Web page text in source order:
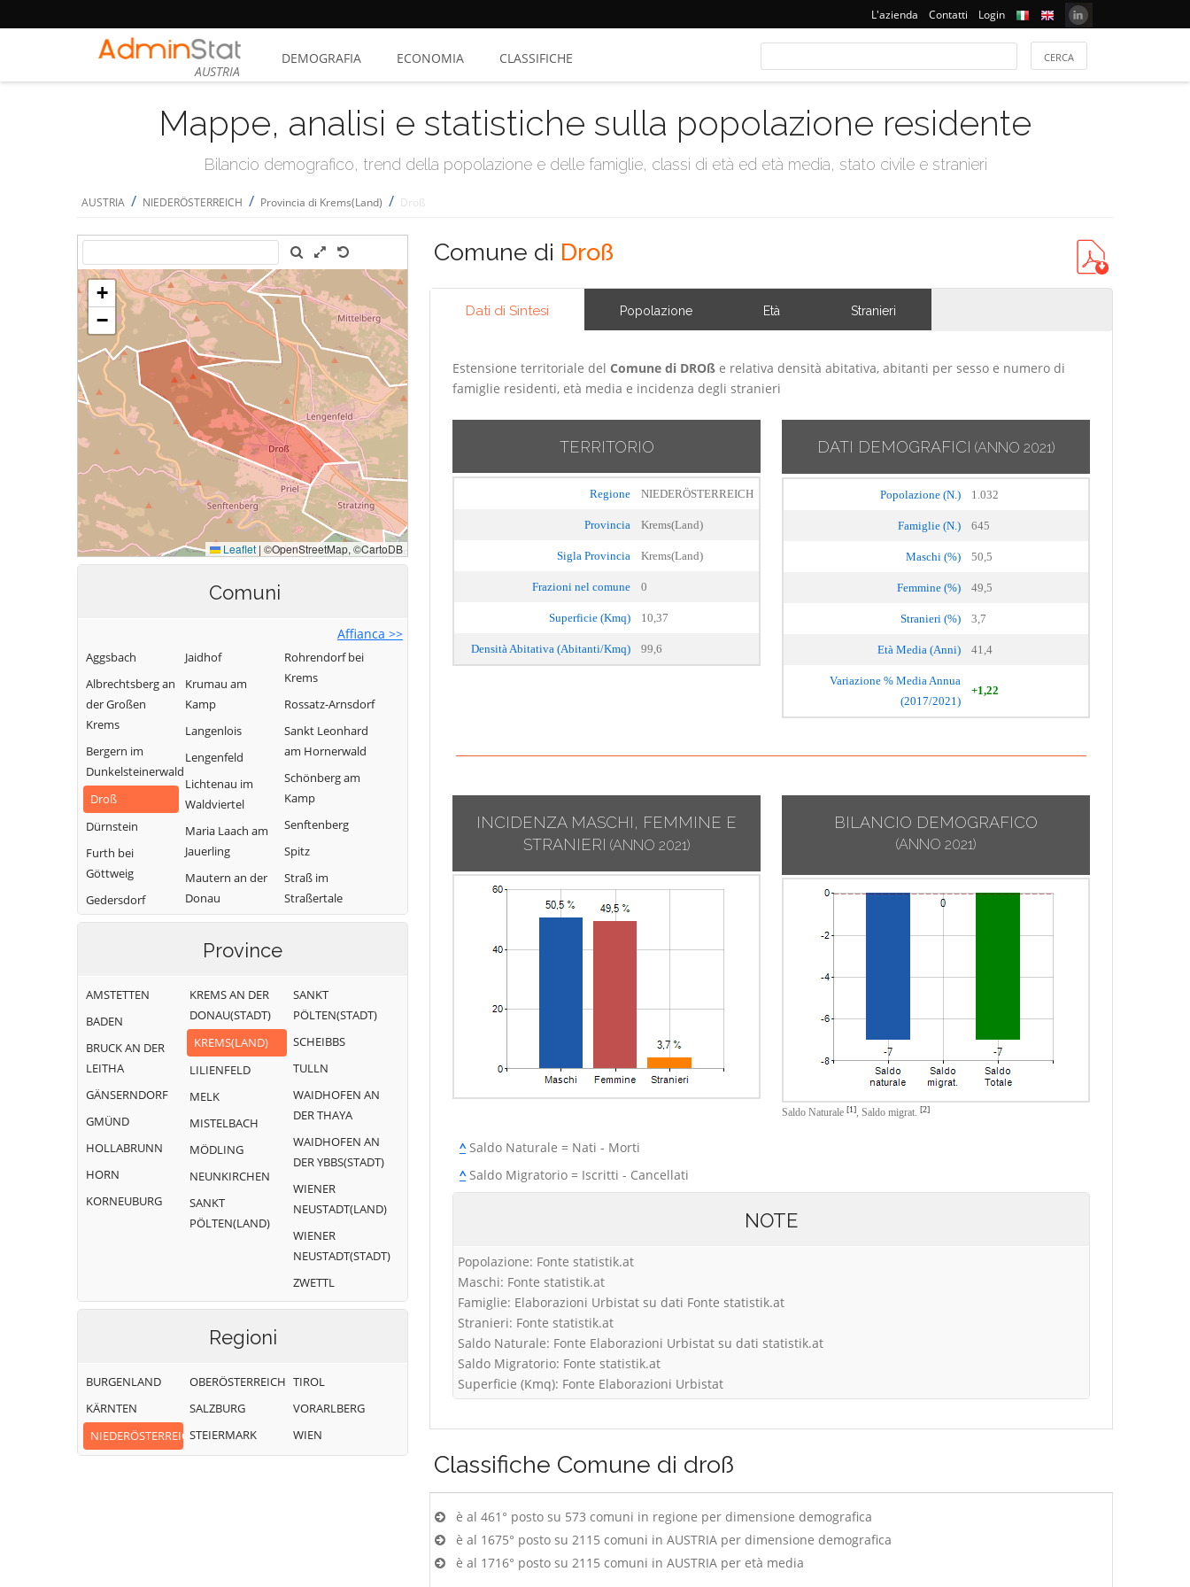
L'azienda Contatti Login
AUSTRIA
DEMOGRAFIA ECONOMIA CLASSIFICHE
Mappe, analisi e statistiche sulla popolazione residente
Bilancio demografico, trend della popolazione e delle famiglie, classi di età ed età media, stato civile e stranieri
AUSTRIA / NIEDERÖSTERREICH / Provincia di Krems(Land) / Droß
Comuni
Affianca >>
Aggsbach
Albrechtsberg an
der Großen
Krems
Bergern im
Dunkelsteinerwald
Droß
Dürnstein
Furth bei
Göttweig
Gedersdorf
Gföhl
Kammern
Jaidhof
Krumau am
Kamp
Langenlois
Lengenfeld
Lichtenau im
Waldviertel
Maria Laach am
Jauerling
Mautern an der
Donau
Mühldorf
Paudorf
Rohrendorf bei
Krems
Rossatz-Arnsdorf
Sankt Leonhard
am Hornerwald
Schönberg am
Kamp
Senftenberg
Spitz
Straß im
Straßertale
Stratzing
Weißenkirchen in
der Wachau
Province
AMSTETTEN
BADEN
BRUCK AN DER
LEITHA
GÄNSERNDORF
GMÜND
HOLLABRUNN
HORN
KORNEUBURG
KREMS AN DER
DONAU(STADT)
KREMS(LAND)
LILIENFELD
MELK
MISTELBACH
MÖDLING
NEUNKIRCHEN
SANKT
PÖLTEN(LAND)
SANKT
PÖLTEN(STADT)
SCHEIBBS
TULLN
WAIDHOFEN AN
DER THAYA
WAIDHOFEN AN
DER YBBS(STADT)
WIENER
NEUSTADT(LAND)
WIENER
NEUSTADT(STADT)
ZWETTL
Regioni
BURGENLAND
KÄRNTEN
NIEDERÖSTERREICH
OBERÖSTERREICH
SALZBURG
STEIERMARK
TIROL
VORARLBERG
WIEN
Comune di Droß
Dati di Sintesi Popolazione Età Stranieri
Estensione territoriale del Comune di DROß e relativa densità abitativa, abitanti per sesso e numero di
famiglie residenti, età media e incidenza degli stranieri
TERRITORIO
Regione NIEDERÖSTERREICH
Provincia Krems(Land)
Sigla Provincia Krems(Land)
Frazioni nel comune 0
Superficie (Kmq) 10,37
Densità Abitativa (Abitanti/Kmq) 99,6
DATI DEMOGRAFICI (ANNO 2021)
Popolazione (N.) 1.032
Famiglie (N.) 645
Maschi (%) 50,5
Femmine (%) 49,5
Stranieri (%) 3,7
Età Media (Anni) 41,4
Variazione % Media Annua
(2017/2021)
+1,22
INCIDENZA MASCHI, FEMMINE E
STRANIERI (ANNO 2021)
BILANCIO DEMOGRAFICO
(ANNO 2021)
Saldo Naturale [1], Saldo migrat. [2]
^Saldo Naturale = Nati - Morti
^Saldo Migratorio = Iscritti - Cancellati
NOTE
Popolazione: Fonte statistik.at
Maschi: Fonte statistik.at
Famiglie: Elaborazioni Urbistat su dati Fonte statistik.at
Stranieri: Fonte statistik.at
Saldo Naturale: Fonte Elaborazioni Urbistat su dati statistik.at
Saldo Migratorio: Fonte statistik.at
Superficie (Kmq): Fonte Elaborazioni Urbistat
Classifiche Comune di droß
è al 461° posto su 573 comuni in regione per dimensione demografica
è al 1675° posto su 2115 comuni in AUSTRIA per dimensione demografica
è al 1716° posto su 2115 comuni in AUSTRIA per età media